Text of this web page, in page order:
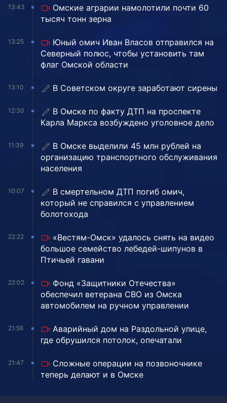
13:43
Омские аграрии намолотили почти 60
тысяч тонн зерна
13:25
Юный омич Иван Власов отправился на
Северный полюс, чтобы установить там
флаг Омской области
13:10 В Советском округе заработают сирены
12:30
В Омске по факту ДТП на проспекте
Карла Маркса возбуждено уголовное дело
11:39
В Омске выделили 45 млн рублей на
организацию транспортного обслуживания
населения
10:07
В смертельном ДТП погиб омич,
который не справился с управлением
болотохода
22:22
«Вестям-Омск» удалось снять на видео
большое семейство лебедей-шипунов в
Птичьей гавани
22:02
Фонд «Защитники Отечества»
обеспечил ветерана СВО из Омска
автомобилем на ручном управлении
21:56
Аварийный дом на Раздольной улице,
где обрушился потолок, опечатали
21:47
Сложные операции на позвоночнике
теперь делают и в Омске